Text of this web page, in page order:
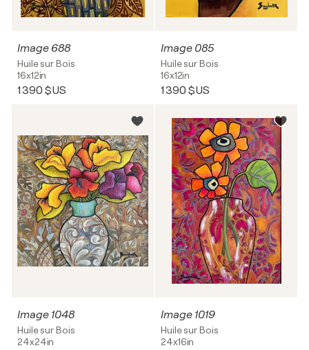
Image 688
Huile sur Bois
16x12in
1 390 $US
Image 085
Huile sur Bois
16x12in
1 390 $US
Image 1048
Huile sur Bois
24x24in
Image 1019
Huile sur Bois
24x16in